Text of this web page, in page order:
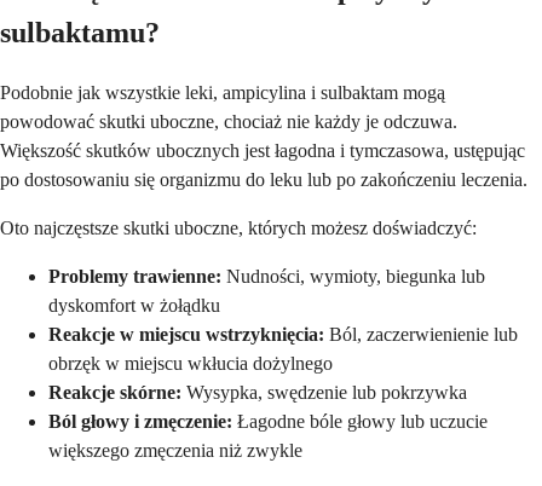
sulbaktamu?
Podobnie jak wszystkie leki, ampicylina i sulbaktam mogą
powodować skutki uboczne, chociaż nie każdy je odczuwa.
Większość skutków ubocznych jest łagodna i tymczasowa, ustępując
po dostosowaniu się organizmu do leku lub po zakończeniu leczenia.
Oto najczęstsze skutki uboczne, których możesz doświadczyć:
Problemy trawienne: Nudności, wymioty, biegunka lub
dyskomfort w żołądku
Reakcje w miejscu wstrzyknięcia: Ból, zaczerwienienie lub
obrzęk w miejscu wkłucia dożylnego
Reakcje skórne: Wysypka, swędzenie lub pokrzywka
Ból głowy i zmęczenie: Łagodne bóle głowy lub uczucie
większego zmęczenia niż zwykle